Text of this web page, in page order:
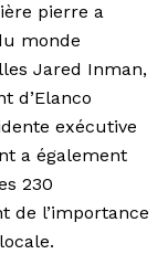
pierre a
monde
Jared Inman,
d’Elanco
exécutive
a également
230
de l’importance